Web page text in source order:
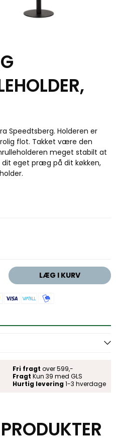
Speedtsberg. Holderen er
flot. Takket være den
meget stabilt at
eget præg på dit køkken,
LÆG I KURV
Fri fragt over 599,-
Fragt Kun 39 med GLS
Hurtig levering 1-3 hverdage